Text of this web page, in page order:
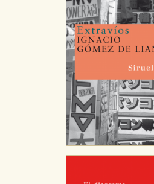
GUARDAR
Puede consultar nuestrapolítica de